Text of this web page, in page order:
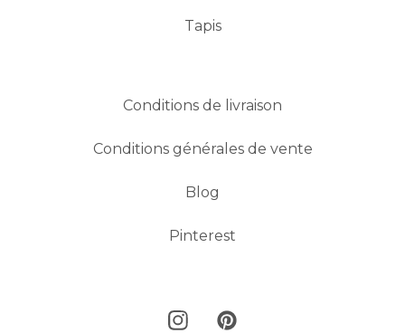
Tapis
Conditions de livraison
Conditions générales de vente
Blog
Pinterest